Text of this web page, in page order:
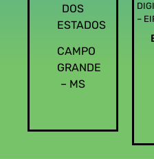
DOS
ESTADOS
CAMPO
GRANDE
– MS
–